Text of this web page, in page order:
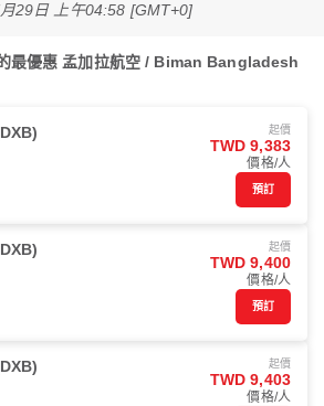
29日 上午04:58 [GMT+0]
最優惠 孟加拉航空 / Biman Bangladesh
起價
TWD 9,383
價格/人
預訂
起價
TWD 9,400
價格/人
預訂
起價
TWD 9,403
價格/人